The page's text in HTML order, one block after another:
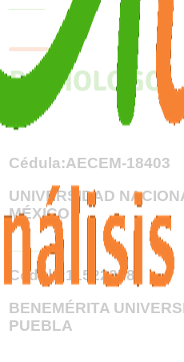
RADIOLOGO
Cédula:AECEM-18403
UNIVERSIDAD
MÉXICO
_____
Cédula:11522278
BENEMÉRITA
PUEBLA